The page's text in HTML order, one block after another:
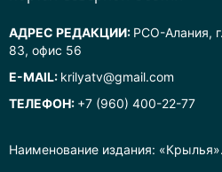
Наименование издания: «Крылья».
АДРЕС РЕДАКЦИИ: РСО-Алания,
83, офис 56
E-MAIL: krilyatv@gmail.com
ТЕЛЕФОН: +7 (960) 400-22-77